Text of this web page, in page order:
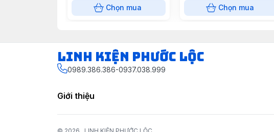
Chọn mua Chọn mua
LINH KIỆN PHƯỚC LỘC
0989.386.386-0937.038.999
Giới thiệu